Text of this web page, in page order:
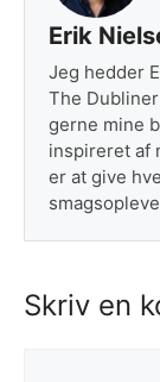
Erik
Jeg hedder
The
gerne mine
inspireret af
er at give
Skriv en